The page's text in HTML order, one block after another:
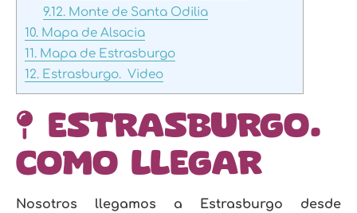
9.12.Monte de Santa Odilia
10. Mapa de Alsacia
11. Mapa de Estrasburgo
12. Estrasburgo. Video
Estrasburgo.
Como llegar
Nosotros llegamos a Estrasburgo desde